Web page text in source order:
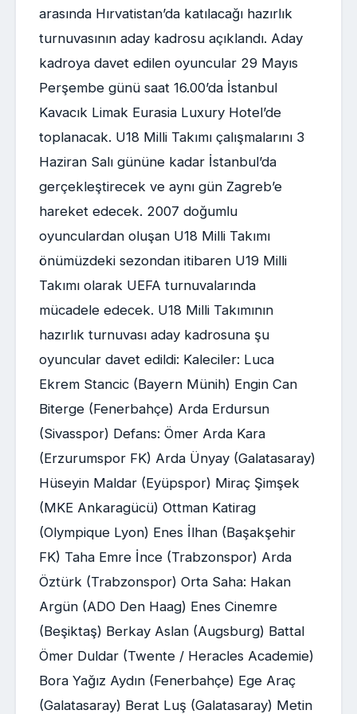
arasında Hırvatistan’da katılacağı hazırlık
turnuvasının aday kadrosu açıklandı. Aday
kadroya davet edilen oyuncular 29 Mayıs
Perşembe günü saat 16.00’da İstanbul
Kavacık Limak Eurasia Luxury Hotel’de
toplanacak. U18 Milli Takımı çalışmalarını 3
Haziran Salı gününe kadar İstanbul’da
gerçekleştirecek ve aynı gün Zagreb’e
hareket edecek. 2007 doğumlu
oyunculardan oluşan U18 Milli Takımı
önümüzdeki sezondan itibaren U19 Milli
Takımı olarak UEFA turnuvalarında
mücadele edecek. U18 Milli Takımının
hazırlık turnuvası aday kadrosuna şu
oyuncular davet edildi: Kaleciler: Luca
Ekrem Stancic (Bayern Münih) Engin Can
Biterge (Fenerbahçe) Arda Erdursun
(Sivasspor) Defans: Ömer Arda Kara
(Erzurumspor FK) Arda Ünyay (Galatasaray)
Hüseyin Maldar (Eyüpspor) Miraç Şimşek
(MKE Ankaragücü) Ottman Katirag
(Olympique Lyon) Enes İlhan (Başakşehir
FK) Taha Emre İnce (Trabzonspor) Arda
Öztürk (Trabzonspor) Orta Saha: Hakan
Argün (ADO Den Haag) Enes Cinemre
(Beşiktaş) Berkay Aslan (Augsburg) Battal
Ömer Duldar (Twente / Heracles Academie)
Bora Yağız Aydın (Fenerbahçe) Ege Araç
(Galatasaray) Berat Luş (Galatasaray) Metin